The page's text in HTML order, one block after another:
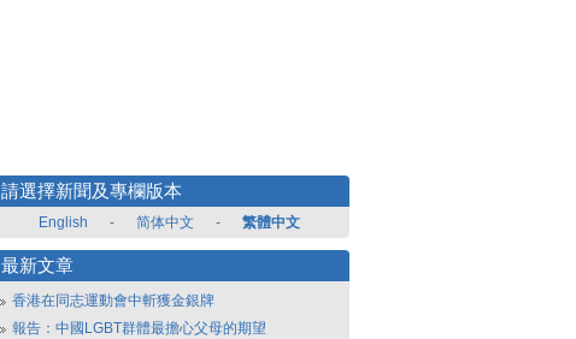
請選擇新聞及專欄版本
English - 简体中文 - 繁體中文
最新文章
香港在同志運動會中斬獲金銀牌
報告：中國LGBT群體最擔心父母的期望